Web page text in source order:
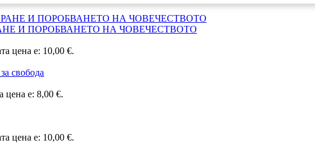
И ПОРОБВАНЕТО НА ЧОВЕЧЕСТВОТО
цена е: 10,00 €.
свобода
цена е: 8,00 €.
цена е: 10,00 €.